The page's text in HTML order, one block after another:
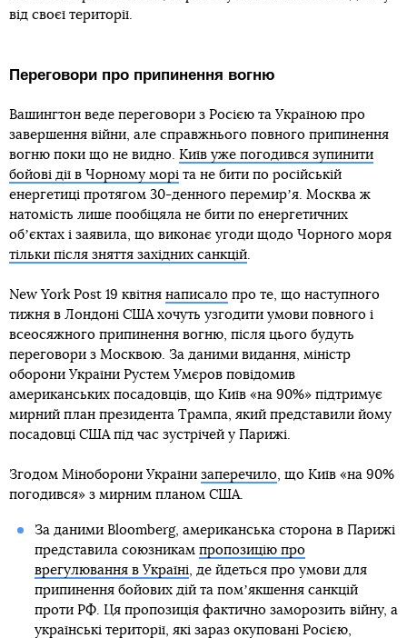
від своєї території.
Переговори про припинення вогню
Вашингтон веде переговори з Росією та Україною про
завершення війни, але справжнього повного припинення
вогню поки що не видно. Київ уже погодився зупинити
бойові дії в Чорному морі та не бити по російській
енергетиці протягом 30-денного перемирʼя. Москва ж
натомість лише пообіцяла не бити по енергетичних
обʼєктах і заявила, що виконає угоди щодо Чорного моря
тільки після зняття західних санкцій.
New York Post 19 квітня написало про те, що наступного
тижня в Лондоні США хочуть узгодити умови повного і
всеосяжного припинення вогню, після цього будуть
переговори з Москвою. За даними видання, міністр
оборони України Рустем Умєров повідомив
американських посадовців, що Київ «на 90%» підтримує
мирний план президента Трампа, який представили йому
посадовці США під час зустрічей у Парижі.
Згодом Міноборони України заперечило, що Київ «на 90%
погодився» з мирним планом США.
За даними Bloomberg, американська сторона в Парижі
представила союзникам пропозицію про
врегулювання в Україні, де йдеться про умови для
припинення бойових дій та помʼякшення санкцій
проти РФ. Ця пропозиція фактично заморозить війну, а
українські території, які зараз окуповані Росією,